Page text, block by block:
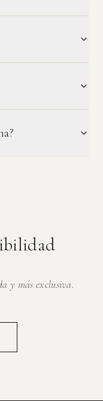
y más exclusiva.